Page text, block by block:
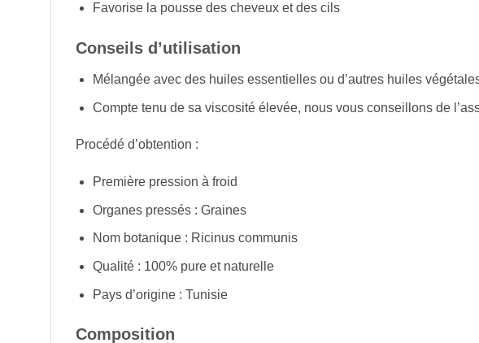
Favorise la pousse des cheveux et des cils
Conseils d’utilisation
Mélangée avec des huiles essentielles ou d’autres huiles
Compte tenu de sa viscosité élevée, nous vous conseillons de
Procédé d’obtention :
Première pression à froid
Organes pressés : Graines
Nom botanique : Ricinus communis
Qualité : 100% pure et naturelle
Pays d’origine : Tunisie
Composition